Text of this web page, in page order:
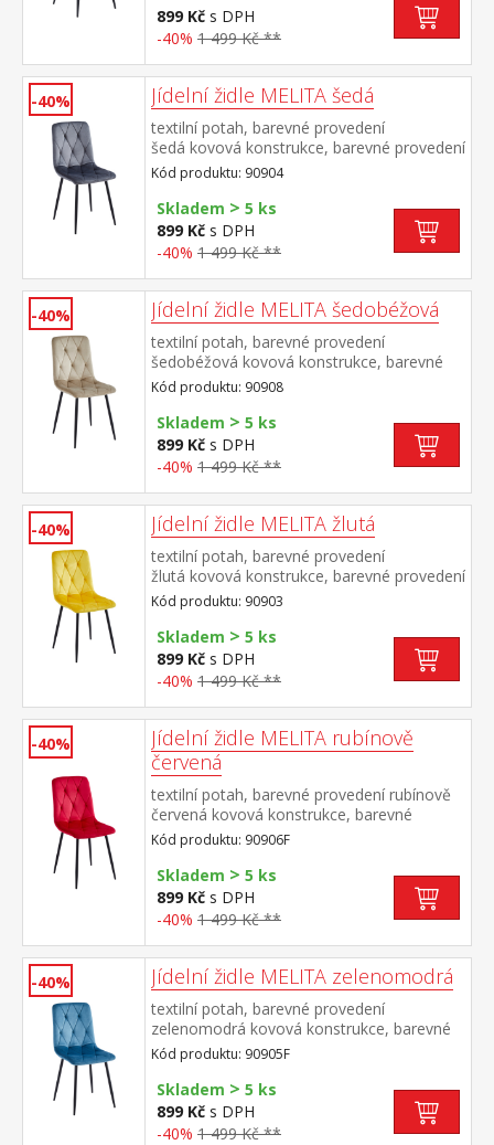
899 Kč s DPH
-40% 1 499 Kč **
-40% Jídelní židle MELITA šedá
textilní potah, barevné provedení
šedá kovová konstrukce, barevné provedení
černá výška sedu 50 cm doporučená
nosnost do 120 kg
Kód produktu: 90904
Skladem > 5 ks
899 Kč s DPH
-40% 1 499 Kč **
-40% Jídelní židle MELITA šedobéžová
textilní potah, barevné provedení
šedobéžová kovová konstrukce, barevné
provedení černá výška sedu 50
cm doporučená nosnost do 120 kg
Kód produktu: 90908
Skladem > 5 ks
899 Kč s DPH
-40% 1 499 Kč **
-40% Jídelní židle MELITA žlutá
textilní potah, barevné provedení
žlutá kovová konstrukce, barevné provedení
černá výška sedu 50 cm doporučená
nosnost do 120 kg
Kód produktu: 90903
Skladem > 5 ks
899 Kč s DPH
-40% 1 499 Kč **
-40%
Jídelní židle MELITA rubínově
červená
textilní potah, barevné provedení rubínově
červená kovová konstrukce, barevné
provedení černá výška sedu 50
cm doporučená nosnost do 120 kg
Kód produktu: 90906F
Skladem > 5 ks
899 Kč s DPH
-40% 1 499 Kč **
-40% Jídelní židle MELITA zelenomodrá
textilní potah, barevné provedení
zelenomodrá kovová konstrukce, barevné
provedení černá výška sedu 50
cm doporučená nosnost do 120 kg
Kód produktu: 90905F
Skladem > 5 ks
899 Kč s DPH
-40% 1 499 Kč **